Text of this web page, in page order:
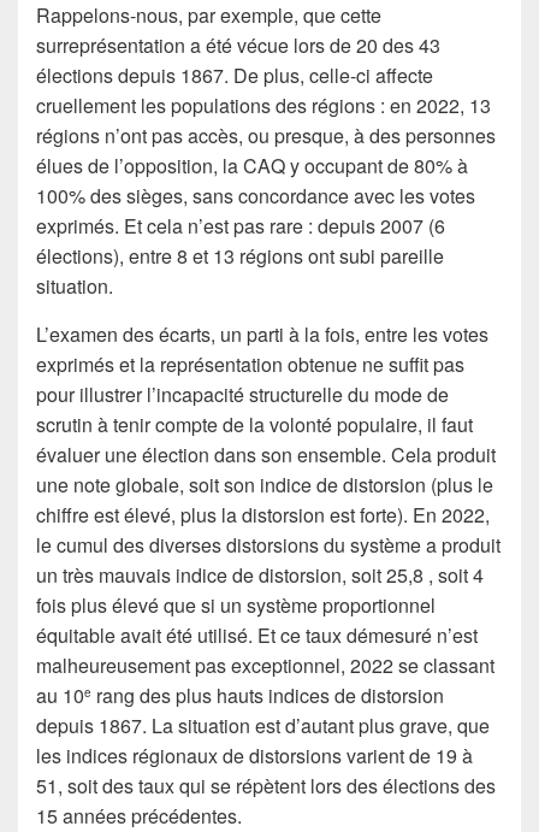
Rappelons-nous, par exemple, que cette
surreprésentation a été vécue lors de 20 des 43
élections depuis 1867. De plus, celle-ci affecte
cruellement les populations des régions : en 2022, 13
régions n’ont pas accès, ou presque, à des personnes
élues de l’opposition, la CAQ y occupant de 80% à
100% des sièges, sans concordance avec les votes
exprimés. Et cela n’est pas rare : depuis 2007 (6
élections), entre 8 et 13 régions ont subi pareille
situation.
L’examen des écarts, un parti à la fois, entre les votes
exprimés et la représentation obtenue ne suffit pas
pour illustrer l’incapacité structurelle du mode de
scrutin à tenir compte de la volonté populaire, il faut
évaluer une élection dans son ensemble. Cela produit
une note globale, soit son indice de distorsion (plus le
chiffre est élevé, plus la distorsion est forte). En 2022,
le cumul des diverses distorsions du système a produit
un très mauvais indice de distorsion, soit 25,8 , soit 4
fois plus élevé que si un système proportionnel
équitable avait été utilisé. Et ce taux démesuré n’est
malheureusement pas exceptionnel, 2022 se classant
au 10e rang des plus hauts indices de distorsion
depuis 1867. La situation est d’autant plus grave, que
les indices régionaux de distorsions varient de 19 à
51, soit des taux qui se répètent lors des élections des
15 années précédentes.